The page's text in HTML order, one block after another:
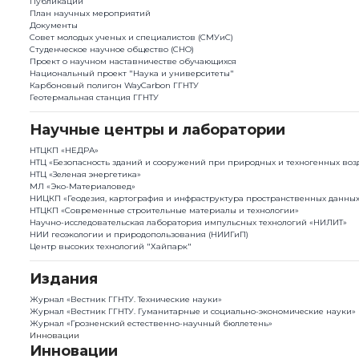
План научныx мероприятий
Документы
Совет молодых ученых и специалистов (СМУиС)
Студенческое научное общество (СНО)
Проект о научном наставничестве обучающихся
Национальный проект "Наука и университеты"
Карбоновый полигон WayCarbon ГГНТУ
Геотермальная станция ГГНТУ
Научные центры и лаборатории
НТЦКП «НЕДРА»
НТЦ «Безопасность зданий и сооружений при природных и техногенных
НТЦ «Зеленая энергетика»
МЛ «Эко-Материаловед»
НИЦКП «Геодезия, картография и инфраструктура пространственных
НТЦКП «Современные строительные материалы и технологии»
Научно-исследовательская лаборатория импульсных технологий «НИЛИТ»
НИИ геоэкологии и природопользования (НИИГиП)
Центр высоких технологий "Хайпарк"
Издания
Журнал «Вестник ГГНТУ. Технические науки»
Журнал «Вестник ГГНТУ. Гуманитарные и социально-экономические науки»
Журнал «Грозненский естественно-научный бюллетень»
Инновации
Инновации